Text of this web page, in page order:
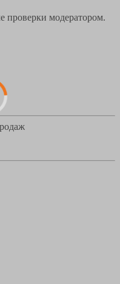
проверки модератором.